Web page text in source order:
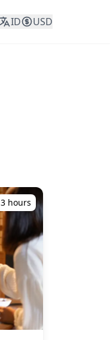
ID USD
3 hours